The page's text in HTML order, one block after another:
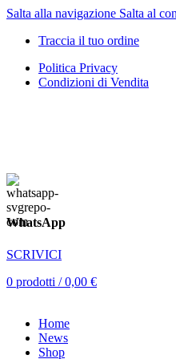
Salta alla navigazione Salta al
Traccia il tuo ordine
Politica Privacy
Condizioni di Vendita
WhatsApp
SCRIVICI
0 prodotti / 0,00 €
Home
News
Shop